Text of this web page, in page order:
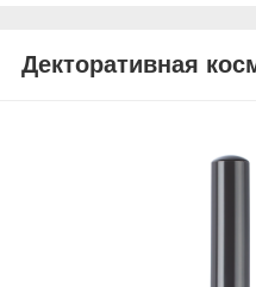
Декторативная